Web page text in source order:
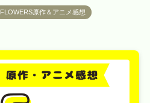
FLOWERS原作＆アニメ感想